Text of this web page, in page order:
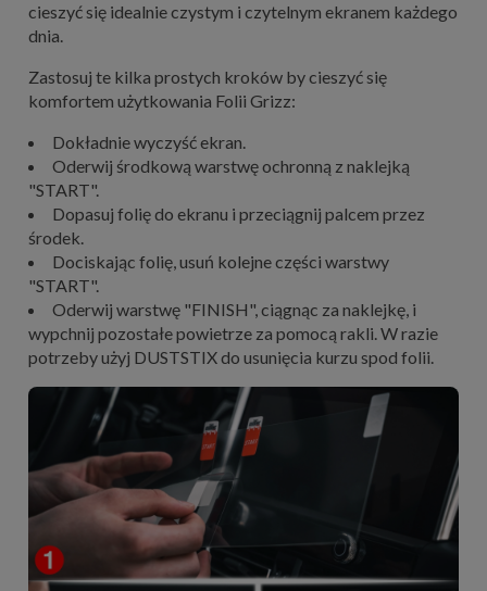
cieszyć się idealnie czystym i czytelnym ekranem każdego
dnia.
Zastosuj te kilka prostych kroków by cieszyć się
komfortem użytkowania Folii Grizz:
Dokładnie wyczyść ekran.
Oderwij środkową warstwę ochronną z naklejką
"START".
Dopasuj folię do ekranu i przeciągnij palcem przez
środek.
Dociskając folię, usuń kolejne części warstwy
"START".
Oderwij warstwę "FINISH", ciągnąc za naklejkę, i
wypchnij pozostałe powietrze za pomocą rakli. W razie
potrzeby użyj DUSTSTIX do usunięcia kurzu spod folii.